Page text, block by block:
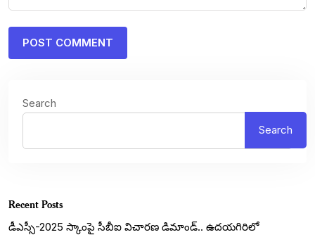
Search
Search
Recent Posts
డీఎస్సీ-2025 స్కాంపై సీబీఐ విచారణ డిమాండ్.. ఉదయగిరిలో